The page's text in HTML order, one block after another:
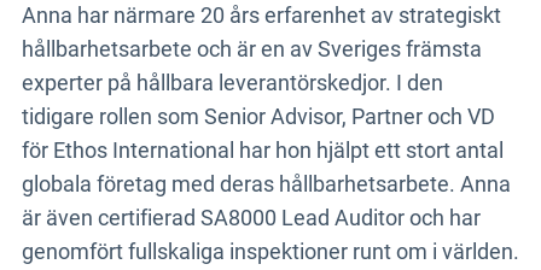
Anna har närmare 20 års erfarenhet av strategiskt
hållbarhetsarbete och är en av Sveriges främsta
experter på hållbara leverantörskedjor. I den
tidigare rollen som Senior Advisor, Partner och VD
för Ethos International har hon hjälpt ett stort antal
globala företag med deras hållbarhetsarbete. Anna
är även certifierad SA8000 Lead Auditor och har
genomfört fullskaliga inspektioner runt om i världen.